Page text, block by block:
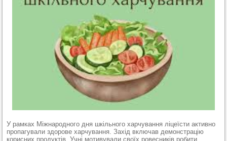
У рамках Міжнародного дня шкільного харчування ліцеїсти активно
пропагували здорове харчування. Захід включав демонстрацію
корисних продуктів. Учні мотивували своїх ровесників робити